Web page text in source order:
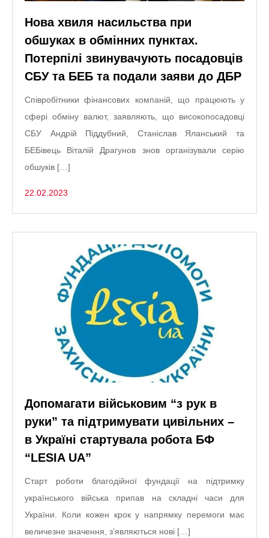
Нова хвиля насильства при
обшуках в обмінних пунктах.
Потерпілі звинувачують посадовців
СБУ та БЕБ та подали заяви до ДБР
Співробітники фінансових компаній, що працюють у
сфері обміну валют, заявляють, що високопосадовці
СБУ Андрій Піддубний, Станіслав Яланський та
БЕБівець Віталій Драгунов знов організували серію
обшуків […]
22.02.2023
Допомагати військовим “з рук в
руки” та підтримувати цивільних –
в Україні стартувала робота БФ
“LESIA UA”
Старт роботи благодійної фундації на підтримку
українського війська припав на складні часи для
України. Коли кожен крок у напрямку перемоги має
величезне значення, з’являються нові […]